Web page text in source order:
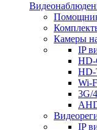
Камеры
IP
HD-
HD-
Wi-
3G/
IP